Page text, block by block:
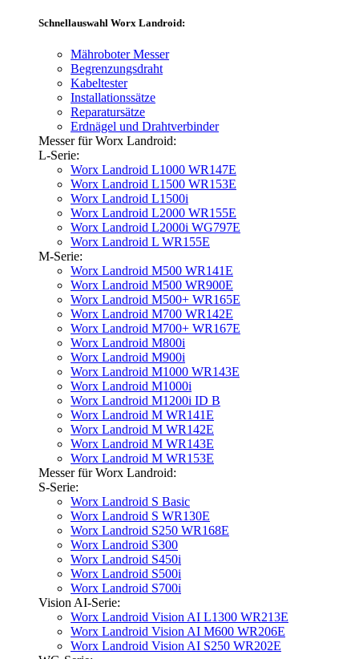
Schnellauswahl Worx Landroid:
Mähroboter Messer
Begrenzungsdraht
Kabeltester
Installationssätze
Reparatursätze
Erdnägel und Drahtverbinder
Messer für Worx Landroid:
L-Serie:
Worx Landroid L1000 WR147E
Worx Landroid L1500 WR153E
Worx Landroid L1500i
Worx Landroid L2000 WR155E
Worx Landroid L2000i WG797E
Worx Landroid L WR155E
M-Serie:
Worx Landroid M500 WR141E
Worx Landroid M500 WR900E
Worx Landroid M500+ WR165E
Worx Landroid M700 WR142E
Worx Landroid M700+ WR167E
Worx Landroid M800i
Worx Landroid M900i
Worx Landroid M1000 WR143E
Worx Landroid M1000i
Worx Landroid M1200i ID B
Worx Landroid M WR141E
Worx Landroid M WR142E
Worx Landroid M WR143E
Worx Landroid M WR153E
Messer für Worx Landroid:
S-Serie:
Worx Landroid S Basic
Worx Landroid S WR130E
Worx Landroid S250 WR168E
Worx Landroid S300
Worx Landroid S450i
Worx Landroid S500i
Worx Landroid S700i
Vision AI-Serie:
Worx Landroid Vision AI L1300 WR213E
Worx Landroid Vision AI M600 WR206E
Worx Landroid Vision AI S250 WR202E